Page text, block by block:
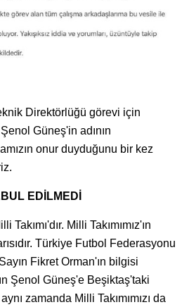
Direktörlüğü görevi için
Şenol Güneş'in adının
onur duyduğunu bir kez
EDİLMEDİ
Milli Takımımız'ın
Türkiye Futbol Federasyonu
Fikret Orman'ın bilgisi
Şenol Güneş'e Beşiktaş'taki
zamanda Milli Takımımızı da